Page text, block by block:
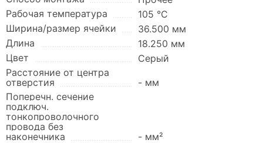
Рабочая температура
105 °C
Ширина/размер ячейки
36.500 мм
Длина
18.250 мм
Цвет
Серый
Расстояние от центра
отверстия
- мм
Поперечн. сечение
подключ.
тонкопроволочного
провода без
наконечника
- мм²